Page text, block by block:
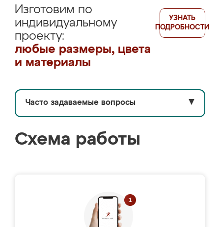
Изготовим по
индивидуальному
проекту:
любые размеры, цвета
и материалы
УЗНАТЬ
ПОДРОБНОСТИ
Часто задаваемые вопросы ▼
Схема работы